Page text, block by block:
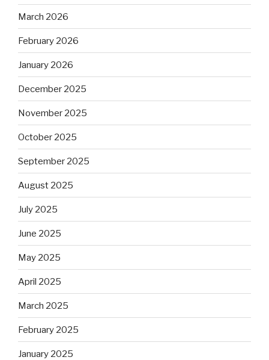
March 2026
February 2026
January 2026
December 2025
November 2025
October 2025
September 2025
August 2025
July 2025
June 2025
May 2025
April 2025
March 2025
February 2025
January 2025